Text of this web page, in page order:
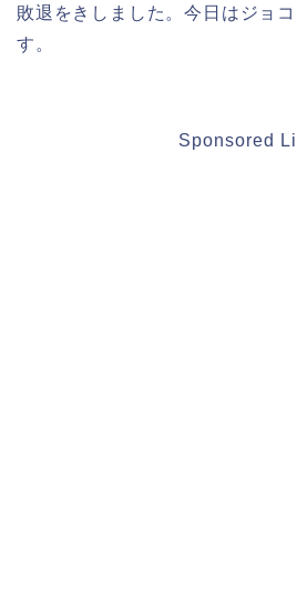
敗退をきしました。今日はジョ
す。
Sponsored